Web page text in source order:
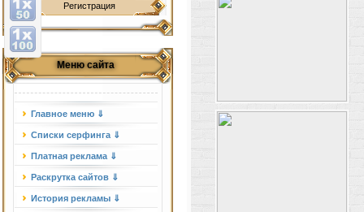
Регистрация
Меню сайта
Главное меню ⇓
Списки серфинга ⇓
Платная реклама ⇓
Раскрутка сайтов ⇓
История рекламы ⇓